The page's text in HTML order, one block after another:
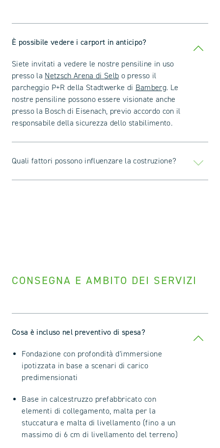
È possibile vedere i carport in anticipo?
Siete invitati a vedere le nostre pensiline in uso
presso la Netzsch Arena di Selb o presso il
parcheggio P+R della Stadtwerke di Bamberg. Le
nostre pensiline possono essere visionate anche
presso la Bosch di Eisenach, previo accordo con il
responsabile della sicurezza dello stabilimento.
Quali fattori possono influenzare la costruzione?
CONSEGNA E AMBITO DEI SERVIZI
Cosa è incluso nel preventivo di spesa?
Fondazione con profondità d'immersione
ipotizzata in base a scenari di carico
predimensionati
Base in calcestruzzo prefabbricato con
elementi di collegamento, malta per la
stuccatura e malta di livellamento (fino a un
massimo di 6 cm di livellamento del terreno)